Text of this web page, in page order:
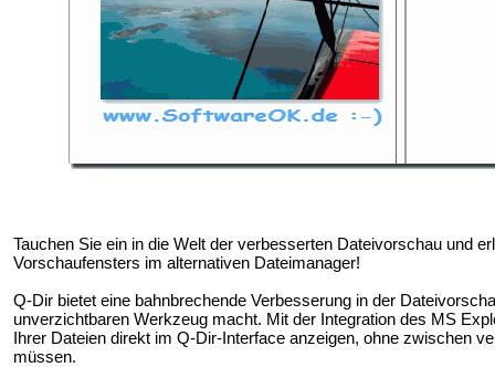
Tauchen Sie ein in die Welt der verbesserten Dateivorschau und
Vorschaufensters im alternativen Dateimanager!
Q-Dir bietet eine bahnbrechende Verbesserung in der
unverzichtbaren Werkzeug macht. Mit der Integration des MS
Ihrer Dateien direkt im Q-Dir-Interface anzeigen, ohne zwischen
müssen.